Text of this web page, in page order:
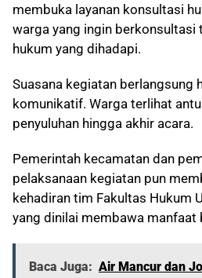
membuka layanan konsultasi
warga yang ingin berkonsultasi
hukum yang dihadapi.
Suasana kegiatan berlangsung
komunikatif. Warga terlihat
penyuluhan hingga akhir acara.
Pemerintah kecamatan dan
pelaksanaan kegiatan pun
kehadiran tim Fakultas Hukum
yang dinilai membawa manfaat
Baca Juga: Air Mancur dan